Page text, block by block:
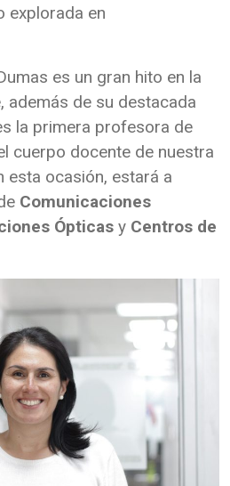
explorada en
es un gran hito en la
además de su destacada
la primera profesora de
cuerpo docente de nuestra
esta ocasión, estará a
Comunicaciones
Ópticas y Centros de